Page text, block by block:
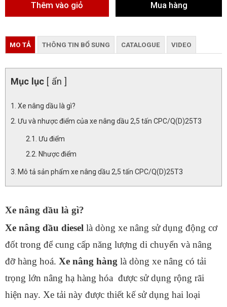
MO TẢ THÔNG TIN BỔ SUNG CATALOGUE VIDEO
Mục lục [ ẩn ]
Xe nâng dầu là gì?
Ưu và nhược điểm của xe nâng dầu 2,5 tấn CPC/Q(D)25T3
Ưu điểm
Nhược điểm
Mô tả sản phẩm xe nâng dầu 2,5 tấn CPC/Q(D)25T3
Xe nâng dầu là gì?
Xe nâng dầu diesel là dòng xe nâng sử dụng động cơ
đốt trong để cung cấp năng lượng di chuyển và nâng
đỡ hàng hoá. Xe nâng hàng là dòng xe nâng có tải
trọng lớn nâng hạ hàng hóa được sử dụng rộng rãi
hiện nay. Xe tải này được thiết kế sử dụng hai loại